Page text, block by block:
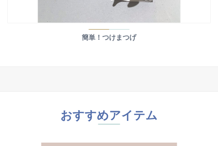
簡単！つけまつげ
おすすめアイテム